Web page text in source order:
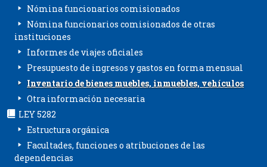
Nómina funcionarios comisionados
Nómina funcionarios comisionados de otras
instituciones
Informes de viajes oficiales
Presupuesto de ingresos y gastos en forma mensual
Inventario de bienes muebles, inmuebles, vehículos
Otra información necesaria
LEY 5282
Estructura orgánica
Facultades, funciones o atribuciones de las
dependencias